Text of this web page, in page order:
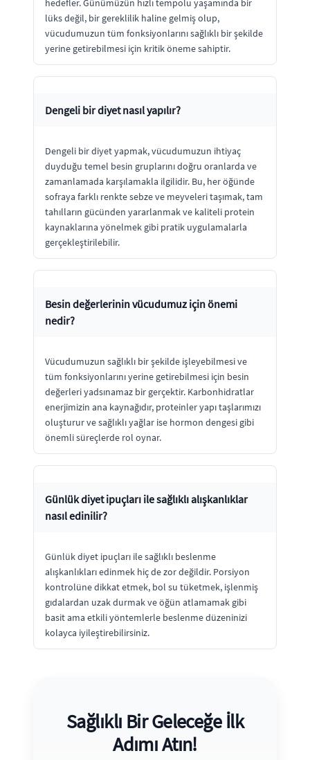
hedefler. Günümüzün hızlı tempolu yaşamında bir
lüks değil, bir gereklilik haline gelmiş olup,
vücudumuzun tüm fonksiyonlarını sağlıklı bir şekilde
yerine getirebilmesi için kritik öneme sahiptir.
Dengeli bir diyet nasıl yapılır?
Dengeli bir diyet yapmak, vücudumuzun ihtiyaç
duyduğu temel besin gruplarını doğru oranlarda ve
zamanlamada karşılamakla ilgilidir. Bu, her öğünde
sofraya farklı renkte sebze ve meyveleri taşımak, tam
tahılların gücünden yararlanmak ve kaliteli protein
kaynaklarına yönelmek gibi pratik uygulamalarla
gerçekleştirilebilir.
Besin değerlerinin vücudumuz için önemi
nedir?
Vücudumuzun sağlıklı bir şekilde işleyebilmesi ve
tüm fonksiyonlarını yerine getirebilmesi için besin
değerleri yadsınamaz bir gerçektir. Karbonhidratlar
enerjimizin ana kaynağıdır, proteinler yapı taşlarımızı
oluşturur ve sağlıklı yağlar ise hormon dengesi gibi
önemli süreçlerde rol oynar.
Günlük diyet ipuçları ile sağlıklı alışkanlıklar
nasıl edinilir?
Günlük diyet ipuçları ile sağlıklı beslenme
alışkanlıkları edinmek hiç de zor değildir. Porsiyon
kontrolüne dikkat etmek, bol su tüketmek, işlenmiş
gıdalardan uzak durmak ve öğün atlamamak gibi
basit ama etkili yöntemlerle beslenme düzeninizi
kolayca iyileştirebilirsiniz.
Sağlıklı Bir Geleceğe İlk
Adımı Atın!